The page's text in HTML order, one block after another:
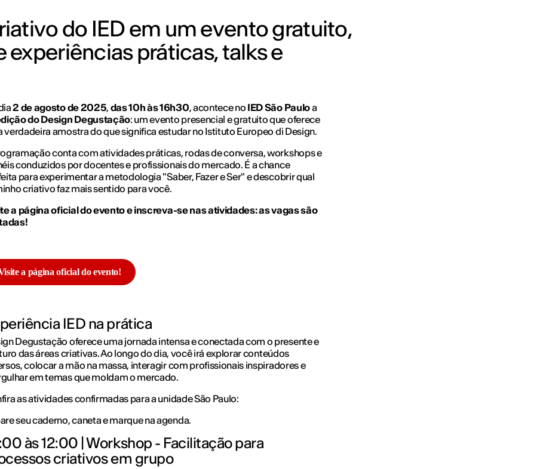
do IED em um evento gratuito,
experiências práticas, talks e
2 de agosto de 2025, das 10h às 16h30, acontece no IED São Pauloa
do Design Degustação: um evento presencial e gratuito que oferece
verdadeira amostra do que significa estudar no Istituto Europeo di Design.
conta com atividades práticas, rodas de conversa, workshops e
conduzidos por docentes e profissionais do mercado. É a chance
para experimentar a metodologia "Saber, Fazer e Ser" e descobrir qual
criativo faz mais sentido para você.
a página oficial do evento e inscreva-se nas atividades: as vagas são
a página oficial do evento!
IED na prática
Degustação oferece uma jornada intensa e conectada com o presente e
das áreas criativas. Ao longo do dia, você irá explorar conteúdos
colocar a mão na massa, interagir com profissionais inspiradores e
em temas que moldam o mercado.
as atividades confirmadas para a unidade São Paulo:
seu caderno, caneta e marque na agenda.
às 12:00 | Workshop - Facilitação para
criativos em grupo